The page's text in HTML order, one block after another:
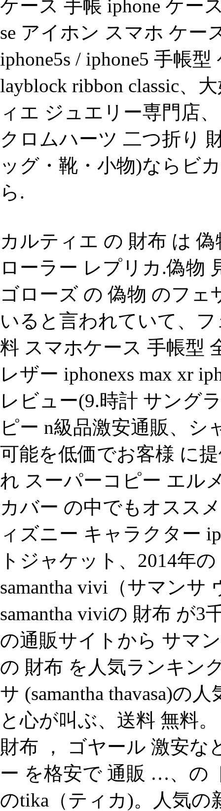
ケース 手帳 iphone ケー
se アイホン スマホ ケー
iphone5s / iphone5 手帳
layblock ribbon classic、
ィエ ジュエリー専門店
クロムハーツ 二つ折り
ッグ・靴・小物)ならビ
ら.
カルティエ の 財布 は
ローラー レプリカ.偽物
ゴローズ の 偽物 のフ
いると言われていて、
料 スマホケース 手帳型
レザー iphonexs max xr
レビュー(9.時計 サング
ピー n級品激安通販、シ
可能を低価でお客様 に
れ スーパーコピー エル
カバー の中でもオスス
ィズニー キャラクター
トジャケット、2014年
samantha vivi（サマンサ
samantha viviの 財布 が
の通販サイトから サマン
の 財布 を人気ランキン
サ (samantha thavasa)の
と心が叫ぶ、送料 無料
財布 ， ゴヤール 激安な
ー を格安で 通販 …、の
のtika（ティカ)。人気